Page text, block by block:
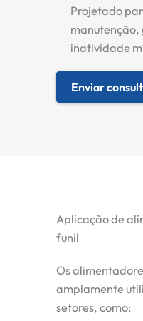
Projetado
inatividade
Enviar
Aplicação de
funil
Os
amplamente
setores, como: